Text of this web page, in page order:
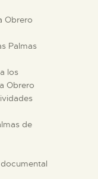
Obrero
Palmas
los
Obrero
de